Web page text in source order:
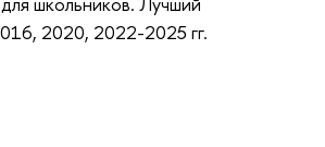
2020, 2022-2025 гг.